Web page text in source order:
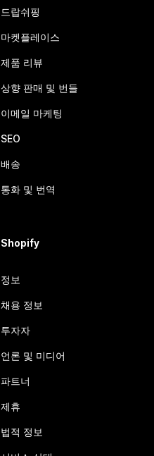
드랍쉬핑
마켓플레이스
제품 리뷰
상향 판매 및 번들
이메일 마케팅
SEO
배송
통화 및 번역
Shopify
정보
채용 정보
투자자
언론 및 미디어
파트너
제휴
법적 정보